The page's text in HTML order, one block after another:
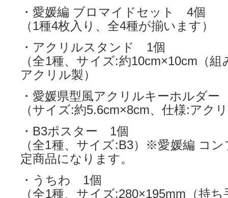
・愛媛編 ブロマイドセット 4個
（1種4枚入り、全4種が揃います）
・アクリルスタンド 1個
（全1種、サイズ:約10cm×10cm（
アクリル製）
・愛媛県型風アクリルキーホルダ
（サイズ:約5.6cm×8cm、仕様:アク
・B3ポスター 1個
（全1種、サイズ:B3）※愛媛編 コ
定商品になります。
・うちわ 1個
（全1種、サイズ:280×195mm（持